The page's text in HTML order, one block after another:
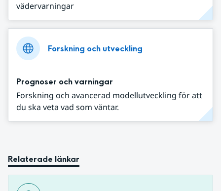
vädervarningar
Forskning och utveckling
Prognoser och varningar
Forskning och avancerad modellutveckling för att
du ska veta vad som väntar.
Relaterade länkar